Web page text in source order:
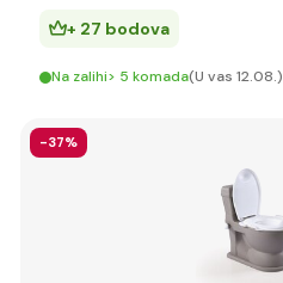
+ 27 bodova
Na zalihi> 5 komada(U vas 12.08.)
-37%